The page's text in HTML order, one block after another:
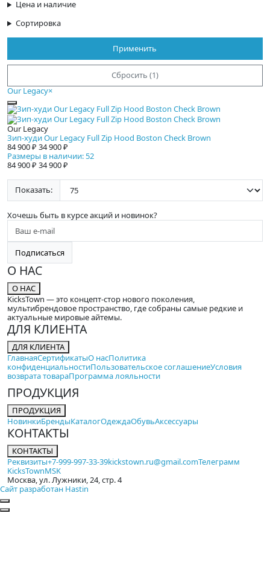
Цена и наличие
Сортировка
Применить
Сбросить (1)
Our Legacy×
Our Legacy
Зип-худи Our Legacy Full Zip Hood Boston Check Brown
84 900 ₽ 34 900 ₽
Размеры в наличии: 52
84 900 ₽ 34 900 ₽
Показать:
Хочешь быть в курсе акций и новинок?
Подписаться
О НАС
О НАС
KicksTown — это концепт-стор нового поколения,
мультибрендовое пространство, где собраны самые редкие и
актуальные мировые айтемы.
ДЛЯ КЛИЕНТА
ДЛЯ КЛИЕНТА
ГлавнаяСертификатыО насПолитика
конфиденциальностиПользовательское соглашениеУсловия
возврата товараПрограмма лояльности
ПРОДУКЦИЯ
ПРОДУКЦИЯ
НовинкиБрендыКаталогОдеждаОбувьАксессуары
КОНТАКТЫ
КОНТАКТЫ
Реквизиты+7-999-997-33-39kickstown.ru@gmail.comТелеграмм
KicksTownMSK
Москва, ул. Лужники, 24, стр. 4
Сайт разработан Hastin